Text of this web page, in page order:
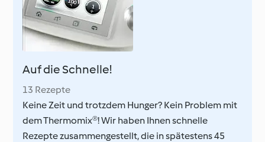
Auf die Schnelle!
13 Rezepte
Keine Zeit und trotzdem Hunger? Kein Problem mit
dem Thermomix®! Wir haben Ihnen schnelle
Rezepte zusammengestellt, die in spätestens 45